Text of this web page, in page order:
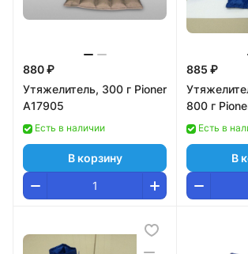
880 ₽
Утяжелитель, 300 г Pioner
A17905
Есть в наличии
В корзину
885 ₽
800 г
Есть в
В